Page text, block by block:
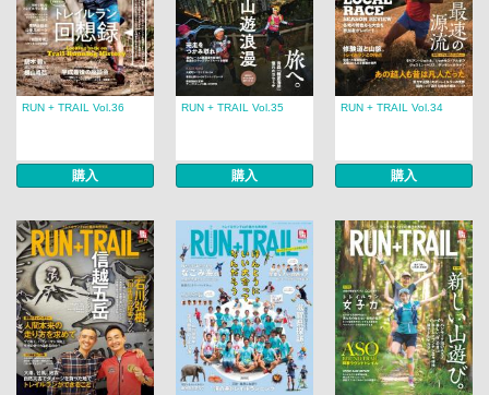
RUN + TRAIL Vol.36
購入
RUN + TRAIL Vol.35
購入
RUN + TRAIL Vol.34
購入